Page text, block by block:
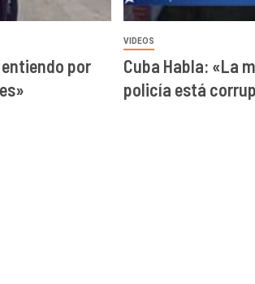
por
VIDEOS
Cuba Habla: «La
policía está